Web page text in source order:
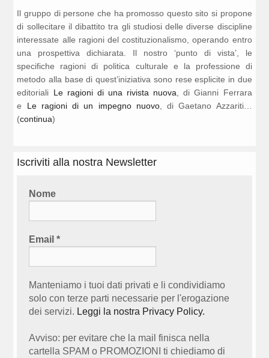
Il gruppo di persone che ha promosso questo sito si propone
di sollecitare il dibattito tra gli studiosi delle diverse discipline
interessate alle ragioni del costituzionalismo, operando entro
una prospettiva dichiarata. Il nostro ‘punto di vista’, le
specifiche ragioni di politica culturale e la professione di
metodo alla base di quest’iniziativa sono rese esplicite in due
editoriali Le ragioni di una rivista nuova , di Gianni Ferrara
e Le ragioni di un impegno nuovo, di Gaetano Azzariti…
(continua)
Iscriviti alla nostra Newsletter
Nome
Email*
Manteniamo i tuoi dati privati e li condividiamo
solo con terze parti necessarie per l'erogazione
dei servizi. Leggi la nostra Privacy Policy.
Avviso: per evitare che la mail finisca nella
cartella SPAM o PROMOZIONI ti chiediamo di